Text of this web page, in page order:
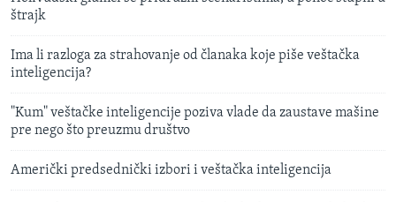
štrajk
Ima li razloga za strahovanje od članaka koje piše veštačka
inteligencija?
"Kum" veštačke inteligencije poziva vlade da zaustave mašine
pre nego što preuzmu društvo
Američki predsednički izbori i veštačka inteligencija